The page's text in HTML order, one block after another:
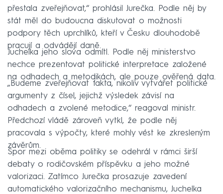
přestala zveřejňovat,“ prohlásil Jurečka. Podle něj by
stát měl do budoucna diskutovat o možnosti
podpory těch uprchlíků, kteří v Česku dlouhodobě
pracují a odvádějí daně.
Juchelka jeho slova odmítl. Podle něj ministerstvo
nechce prezentovat politické interpretace založené
na odhadech a metodikách, ale pouze ověřená data.
„Budeme zveřejňovat fakta, nikoliv vytvářet politické
argumenty z čísel, jejichž výsledek závisí na
odhadech a zvolené metodice,“ reagoval ministr.
Předchozí vládě zároveň vytkl, že podle něj
pracovala s výpočty, které mohly vést ke zkresleným
závěrům.
Spor mezi oběma politiky se odehrál v rámci širší
debaty o rodičovském příspěvku a jeho možné
valorizaci. Zatímco Jurečka prosazuje zavedení
automatického valorizačního mechanismu, Juchelka